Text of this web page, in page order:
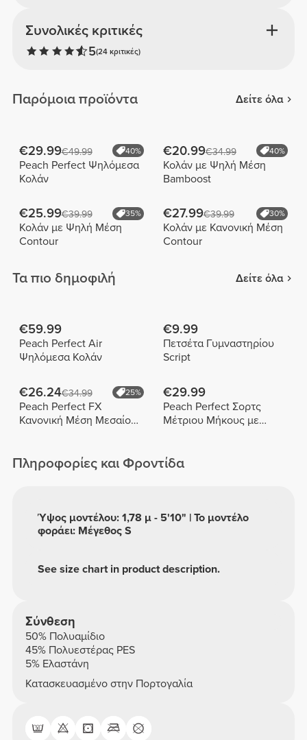
Συνολικές κριτικές
5(24 κριτικές)
Παρόμοια προϊόντα Δείτε όλα
€29.99€49.99 40%
Peach Perfect Ψηλόμεσα
Κολάν
€20.99€34.99 40%
Κολάν με Ψηλή Μέση
Bamboost
€25.99€39.99 35%
Κολάν με Ψηλή Μέση
Contour
€27.99€39.99 30%
Κολάν με Κανονική Μέση
Contour
Τα πιο δημοφιλή Δείτε όλα
€59.99
Peach Perfect Air
Ψηλόμεσα Κολάν
€9.99
Πετσέτα Γυμναστηρίου
Script
€26.24€34.99 25%
Peach Perfect FX
Κανονική Μέση Μεσαίου
€29.99
Peach Perfect Σορτς
Μέτριου Μήκους με
Πληροφορίες και Φροντίδα
See size chart in product description.
Ύψος μοντέλου: 1,78 μ - 5'10" | Το μοντέλο
φοράει: Μέγεθος S
Σύνθεση
50% Πολυαμίδιο
45% Πολυεστέρας PES
5% Ελαστάνη
Κατασκευασμένο στην Πορτογαλία